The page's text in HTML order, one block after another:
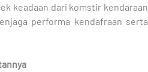
keadaan dari komstir kendaraan
performa kendafraan serta